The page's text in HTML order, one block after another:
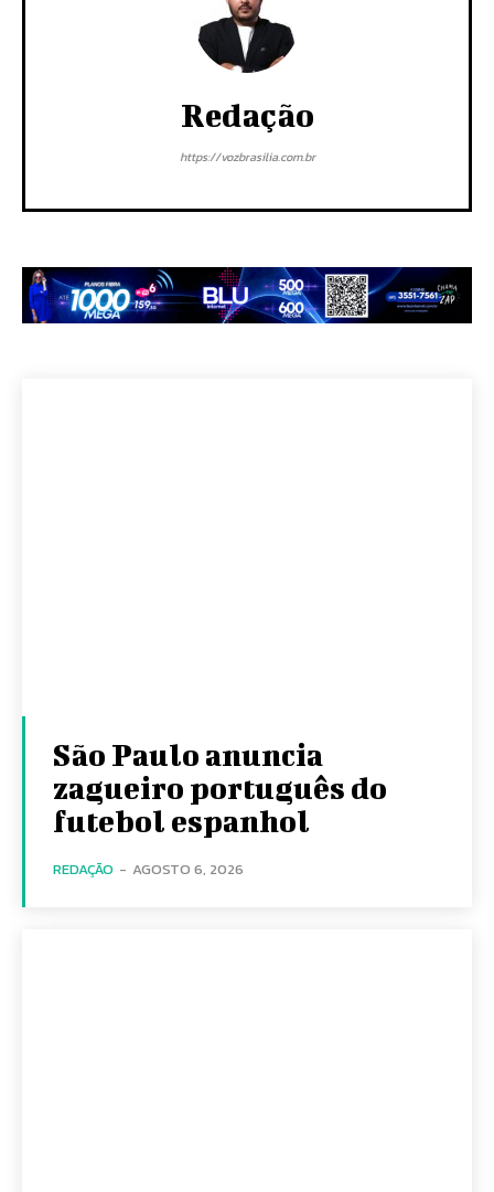
Redação
https://vozbrasilia.com.br
São Paulo anuncia
zagueiro português do
futebol espanhol
REDAÇÃO - AGOSTO 6, 2026